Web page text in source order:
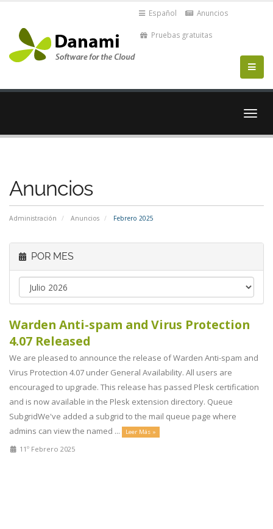
Español Anuncios
Pruebas gratuitas
Anuncios
Administración Anuncios Febrero 2025
POR MES
Warden Anti-spam and Virus Protection
4.07 Released
We are pleased to announce the release of Warden Anti-spam and
Virus Protection 4.07 under General Availability. All users are
encouraged to upgrade. This release has passed Plesk certification
and is now available in the Plesk extension directory. Queue
SubgridWe've added a subgrid to the mail queue page where
admins can view the named ...
Leer Más »
11º Febrero 2025